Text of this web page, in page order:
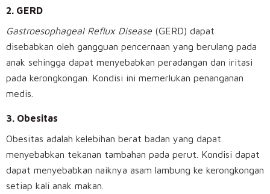
2. GERD
Gastroesophageal Reflux Disease (GERD) dapat
disebabkan oleh gangguan pencernaan yang berulang pada
anak sehingga dapat menyebabkan peradangan dan iritasi
pada kerongkongan. Kondisi ini memerlukan penanganan
medis.
3. Obesitas
Obesitas adalah kelebihan berat badan yang dapat
menyebabkan tekanan tambahan pada perut. Kondisi dapat
dapat menyebabkan naiknya asam lambung ke kerongkongan
setiap kali anak makan.